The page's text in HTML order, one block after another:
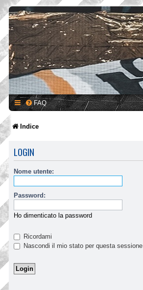
FAQ
Indice
LOGIN
Nome utente:
Password:
Ho dimenticato la password
Ricordami
Nascondi il mio stato per questa sessione